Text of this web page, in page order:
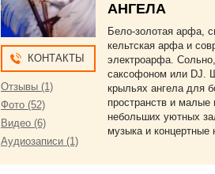
КОНТАКТЫ
Отзывы (1)
Фото (52)
Видео (6)
Аудиозаписи (1)
АНГЕЛА
Бело-золотая арфа,
кельтская арфа и
электроарфа.
саксофоном или DJ.
крыльях ангела для
пространств и малые
небольших уютных
музыка и концертные